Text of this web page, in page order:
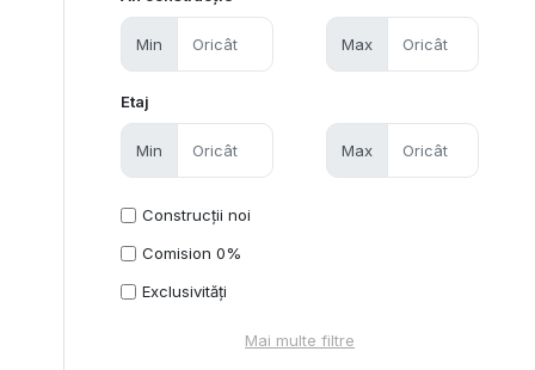
Min Max
Etaj
Min Max
Construcții noi
Comision 0%
Exclusivități
Mai multe filtre